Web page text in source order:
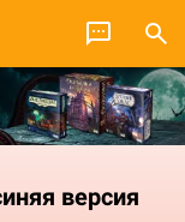
версия